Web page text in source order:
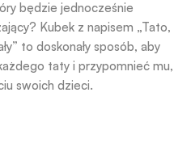
będzie jednocześnie
Kubek z napisem „Tato,
to doskonały sposób, aby
taty i przypomnieć mu,
swoich dzieci.